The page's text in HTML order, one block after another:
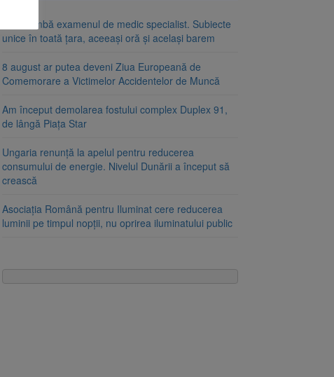
Se schimbă examenul de medic specialist. Subiecte
unice în toată țara, aceeași oră și același barem
8 august ar putea deveni Ziua Europeană de
Comemorare a Victimelor Accidentelor de Muncă
Am început demolarea fostului complex Duplex 91,
de lângă Piața Star
Ungaria renunță la apelul pentru reducerea
consumului de energie. Nivelul Dunării a început să
crească
Asociația Română pentru Iluminat cere reducerea
luminii pe timpul nopții, nu oprirea iluminatului public